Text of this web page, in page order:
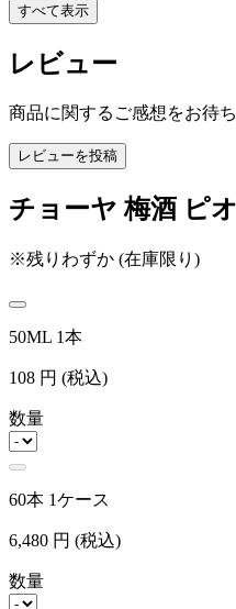
すべて表示
レビュー
商品に関するご感想をお待
レビューを投稿
チョーヤ 梅酒 ピ
※残りわずか (在庫限り)
50ML 1本
108 円 (税込)
数量
60本 1ケース
6,480 円 (税込)
数量